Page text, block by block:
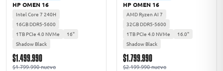
HP OMEN 16
Intel Core 7 240H
16GB DDR5-5600
1TB PCIe 4.0 NVMe
16"
Shadow Black
$1.499.990
$1.799.990 nuevo
HP OMEN 16
AMD Ryzen AI 7
32GB DDR5-5600
1TB PCIe 4.0 NVMe
16.0"
Shadow Black
$1.799.990
$2.199.990 nuevo